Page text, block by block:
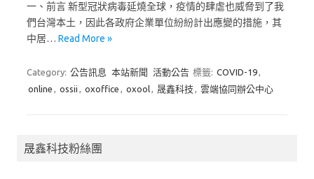
e
b
o
k
t
o
es
一、前言 新型冠狀病毒延燒全球，疫情的肆虐也威脅到了我
們台灣本土，因此各政府企業單位紛紛計出應變的措施，其
中居… Read More »
Category: 公告訊息 本站新聞 活動公告 標籤: COVID-19,
online , ossii , oxoffice , oxool, 晟鑫科技 , 雲端協同辦公中心
晟鑫科技粉絲團